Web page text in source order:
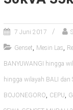
7 Juni 2017
Genset, Mesin Las,
BANYUWANGI hingga
hingga wilayah BALI dan
BOJONEGORO, CEPU,